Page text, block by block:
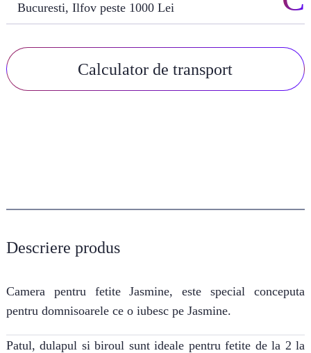
Bucuresti, Ilfov peste 1000 Lei
Calculator de transport
Descriere produs
Camera pentru fetite Jasmine, este special conceputa
pentru domnisoarele ce o iubesc pe Jasmine.
Patul, dulapul si biroul sunt ideale pentru fetite de la 2 la